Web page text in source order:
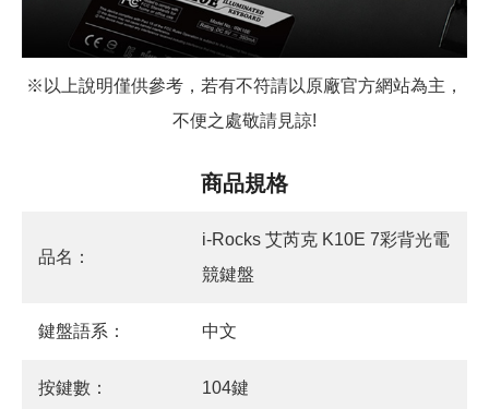
※以上說明僅供參考，若有不符請以原廠官方網站為主，
不便之處敬請見諒!
商品規格
品名：
i-Rocks 艾芮克 K10E 7彩背光電
競鍵盤
鍵盤語系： 中文
按鍵數： 104鍵